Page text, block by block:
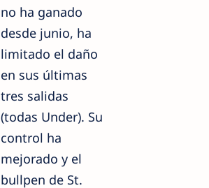
no ha ganado
desde junio, ha
limitado el daño
en sus últimas
tres salidas
(todas Under). Su
control ha
mejorado y el
bullpen de St.